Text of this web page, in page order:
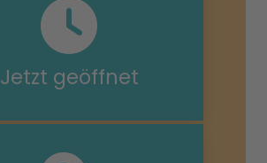
Jetzt geöffnet